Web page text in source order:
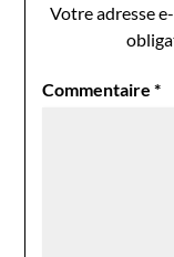
Votre adresse
Commentaire*